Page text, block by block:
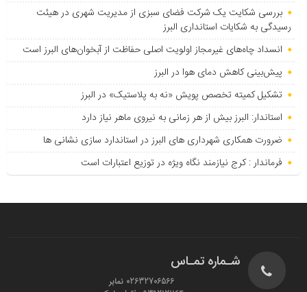
بررسی شکایت یک شرکت فضای سبزی از مدیریت شهری در هیئت
رسیدگی به شکایات استانداری البرز
انسداد چاه‌های غیرمجاز اولویت اصلی حفاظت از آبخوان‌های البرز است
پیش‌بینی کاهش دمای هوا در البرز
تشکیل کمیته تخصص پویش «نه به پلاستیک» در البرز
استاندار: البرز بیش از هر زمانی به نیروی ماهر نیاز دارد
ضرورت همکاری شهرداری های البرز در استاندارد سازی نشانی ها
فرماندار : کرج نیازمند نگاه ویژه در توزیع اعتبارات است
شـماره تمـاس
02632706566 نمابر